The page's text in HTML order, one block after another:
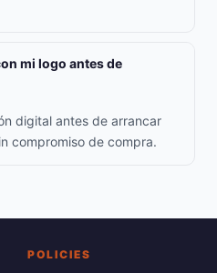
mi logo antes de
digital antes de arrancar
compromiso de compra.
POLICIES